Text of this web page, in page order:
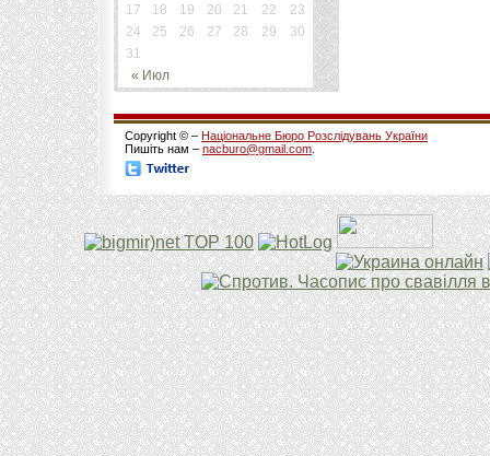
« Июл
17
18 19 20 21 22
23
24
25 26 27 28 29
30
31
Copyright © – Національне Бюро Розслідувань України
Пишіть нам – nacburo@gmail.com